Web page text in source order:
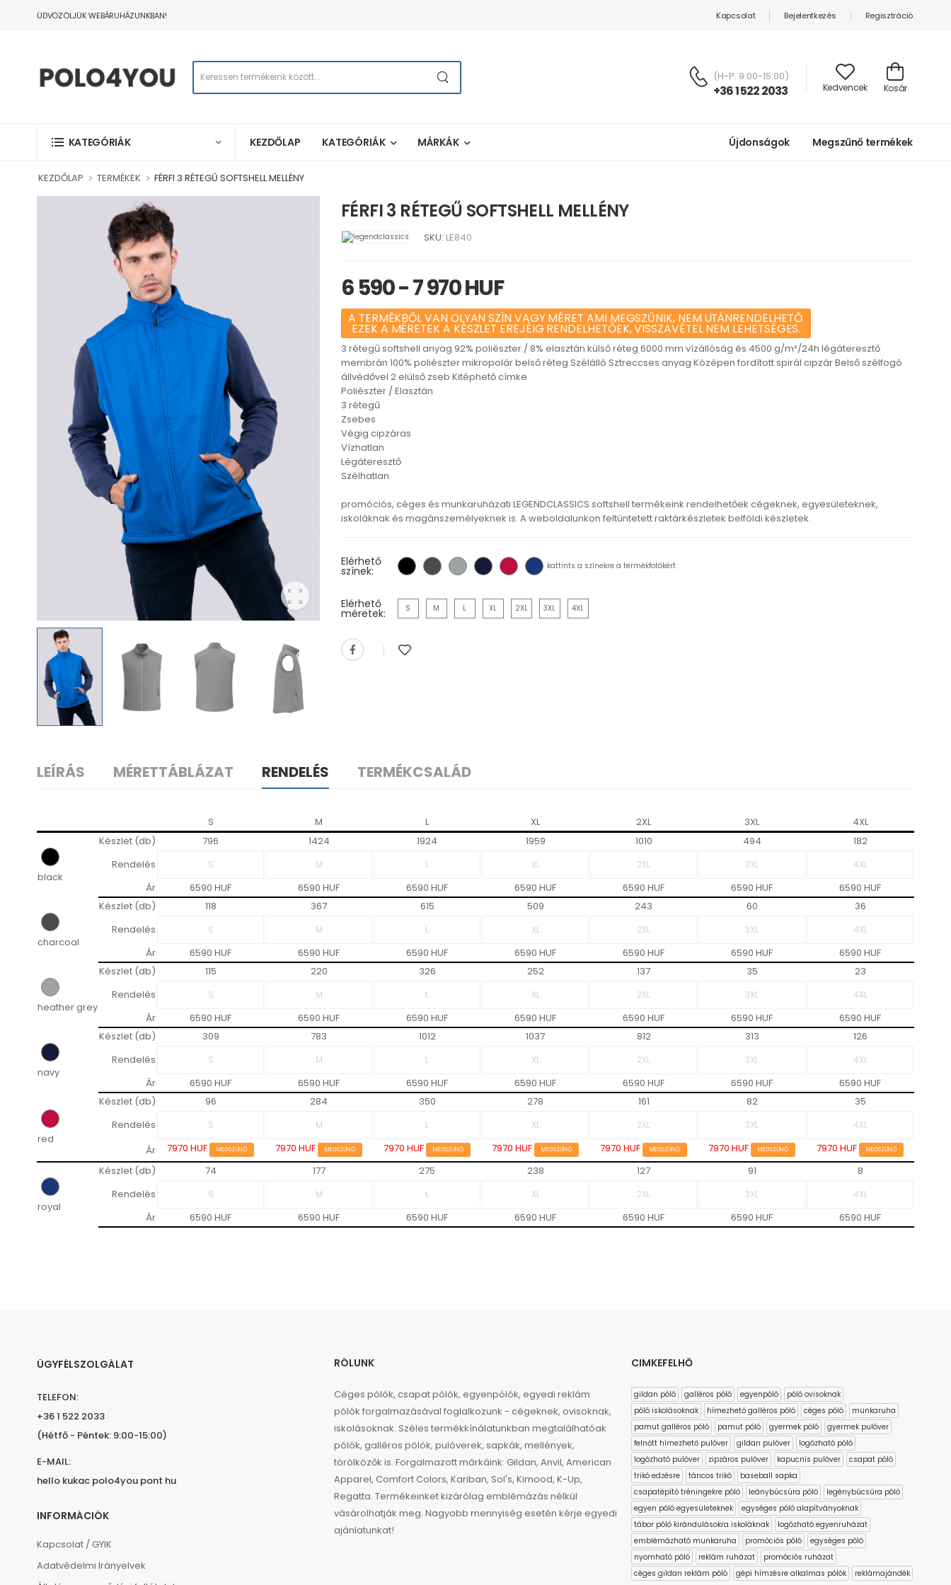
ÜDVÖZÖLJÜK WEBÁRUHÁZUNKBAN! Kapcsolat Bejelentkezés Regisztráció
(H-P: 9:00-15:00)
+36 1 522 2033 Kedvencek Kosár
KATEGÓRIÁK KEZDŐLAP KATEGÓRIÁK MÁRKÁK Újdonságok Megszűnő termékek
KEZDŐLAP TERMÉKEK FÉRFI 3 RÉTEGŰ SOFTSHELL MELLÉNY
FÉRFI 3 RÉTEGŰ SOFTSHELL MELLÉNY
SKU: LE840
6 590 - 7 970 HUF
A TERMÉKBŐL VAN OLYAN SZÍN VAGY MÉRET AMI MEGSZŰNIK, NEM UTÁNRENDELHETŐ.
EZEK A MÉRETEK A KÉSZLET EREJÉIG RENDELHETŐEK, VISSZAVÉTEL NEM LEHETSÉGES.
3 rétegű softshell anyag 92% poliészter / 8% elasztán külső réteg 6000 mm vízállóság és 4500 g/m²/24h légáteresztő
membrán 100% poliészter mikropolár belső réteg Szélálló Sztreccses anyag Középen fordított spirál cipzár Belső szélfogó
állvédővel 2 elülső zseb Kitéphető címke
Poliészter / Elasztán
3 rétegű
Zsebes
Végig cipzáras
Vízhatlan
Légáteresztő
Szélhatlan
promóciós, céges és munkaruházati LEGENDCLASSICS softshell termékeink rendelhetőek cégeknek, egyesületeknek,
iskoláknak és magánszemélyeknek is. A weboldalunkon feltüntetett raktárkészletek belföldi készletek.
Elérhető
színek: kattints a színekre a termékfotókért
Elérhető
méretek: S M L XL 2XL 3XL 4XL
LEÍRÁS MÉRETTÁBLÁZAT RENDELÉS TERMÉKCSALÁD
S M L XL 2XL 3XL 4XL
black
Készlet (db) 796 1424 1924 1959 1010 494
182
Rendelés
Ár
6590 HUF 6590 HUF 6590 HUF 6590 HUF 6590 HUF 6590 HUF 6590 HUF
charcoal
Készlet (db) 118 367 615 509 243 60
36
Rendelés
Ár
6590 HUF 6590 HUF 6590 HUF 6590 HUF 6590 HUF 6590 HUF 6590 HUF
heather grey
Készlet (db) 115 220 326 252 137 35
23
Rendelés
Ár
6590 HUF 6590 HUF 6590 HUF 6590 HUF 6590 HUF 6590 HUF 6590 HUF
navy
Készlet (db) 309 783 1012 1037 812 313
126
Rendelés
Ár
6590 HUF 6590 HUF 6590 HUF 6590 HUF 6590 HUF 6590 HUF 6590 HUF
red
Készlet (db) 96 284 350 278 161 82
35
Rendelés
Ár
7970 HUF MEGSZŰNŐ 7970 HUF MEGSZŰNŐ 7970 HUF MEGSZŰNŐ 7970 HUF MEGSZŰNŐ 7970 HUF MEGSZŰNŐ 7970 HUF MEGSZŰNŐ 7970 HUF MEGSZŰNŐ
royal
Készlet (db) 74 177 275 238 127 91
8
Rendelés
Ár
6590 HUF 6590 HUF 6590 HUF 6590 HUF 6590 HUF 6590 HUF 6590 HUF
ÜGYFÉLSZOLGÁLAT
TELEFON:
+36 1 522 2033
(Hétfő - Péntek: 9:00-15:00)
E-MAIL:
hello kukac polo4you pont hu
INFORMÁCIÓK
Kapcsolat / GYIK
Adatvédelmi Irányelvek
RÓLUNK
Céges pólók, csapat pólók, egyenpólók, egyedi reklám
pólók forgalmazásával foglalkozunk - cégeknek, ovisoknak,
iskolásoknak. Széles termékkínálatunkban megtalálhatóak
pólók, galléros pólók, pulóverek, sapkák, mellények,
törölközők is. Forgalmazott márkáink: Gildan, Anvil, American
Apparel, Comfort Colors, Kariban, Sol's, Kimood, K-Up,
Regatta. Termékeinket kizárólag emblémázás nélkül
vásárolhatják meg. Nagyobb mennyiség esetén kérje egyedi
ajánlatunkat!
CIMKEFELHŐ
gildan póló galléros póló egyenpóló
póló ovisoknak
póló iskolásoknak
hímezhető galléros póló céges póló
munkaruha
pamut galléros póló
pamut póló gyermek póló
gyermek pulóver
felnőtt hímezhető pulóver
gildan pulóver
logózható póló
logózható pulóver
zipzáros pulóver kapucnis pulóver
csapat póló
trikó edzésre
táncos trikó
baseball sapka
csapatépítő tréningekre póló
leánybúcsúra póló
legénybúcsúra póló
egyen póló egyesületeknek
egységes póló alapítványoknak
tábor póló kirándulásokra iskoláknak
logózható egyenruházat
emblémázható munkaruha
promóciós póló
egységes póló
nyomható póló
reklám ruházat
promóciós ruházat
céges gildan reklám póló
gépi hímzésre alkalmas pólók reklámajándék